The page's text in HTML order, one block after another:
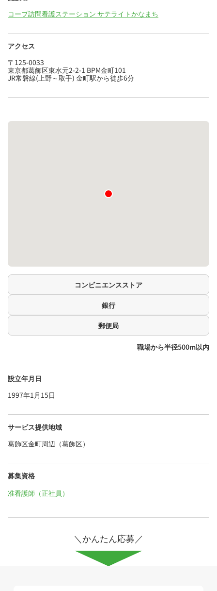
コープ訪問看護ステーション サテライトかなまち
アクセス
〒125-0033
東京都葛飾区東水元2-2-1 BPM金町101
JR常磐線(上野～取手) 金町駅から徒歩6分
コンビニエンスストア
銀行
郵便局
職場から半径500m以内
設立年月日
1997年1月15日
サービス提供地域
葛飾区金町周辺（葛飾区）
募集資格
准看護師（正社員）
＼かんたん応募／